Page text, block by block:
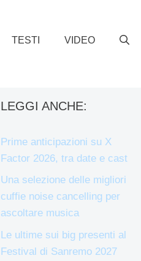
TESTI VIDEO
LEGGI ANCHE:
Prime anticipazioni su X
Factor 2026, tra date e cast
Una selezione delle migliori
cuffie noise cancelling per
ascoltare musica
Le ultime sui big presenti al
Festival di Sanremo 2027